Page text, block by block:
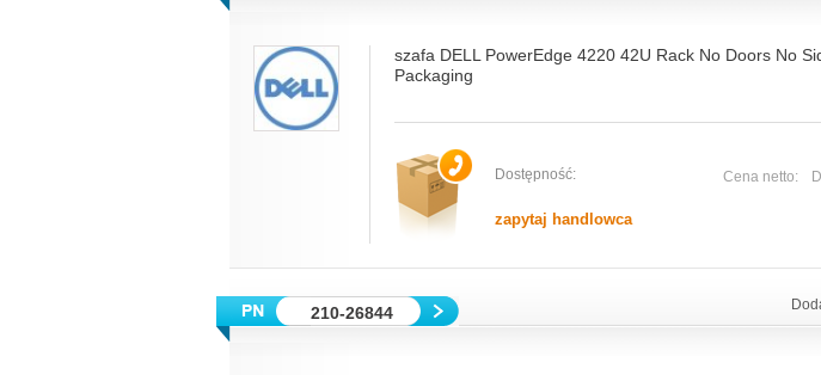
szafa DELL PowerEdge 4220 42U Rack No Doors No
Packaging
Dostępność:
zapytaj handlowca
Cena netto:
210-26844